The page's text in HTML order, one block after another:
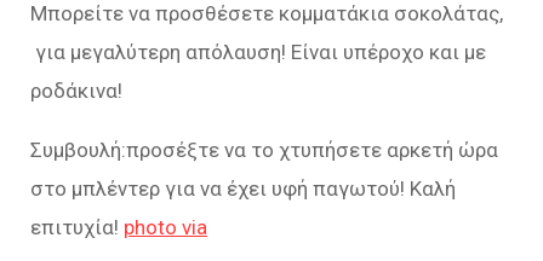
Μπορείτε να προσθέσετε κομματάκια σοκολάτας,
για μεγαλύτερη απόλαυση! Είναι υπέροχο και με
ροδάκινα!
Συμβουλή:προσέξτε να το χτυπήσετε αρκετή ώρα
στο μπλέντερ για να έχει υφή παγωτού! Καλή
επιτυχία! photo via